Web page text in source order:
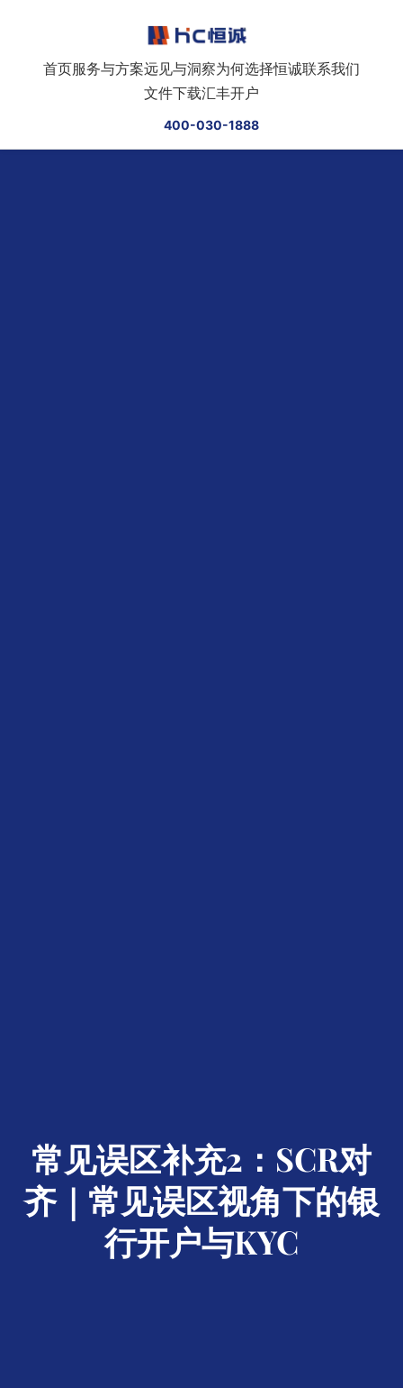
首页服务与方案远见与洞察为何选择恒诚联系我们
文件下载汇丰开户
400-030-1888
常见误区补充2：SCR对
齐｜常见误区视角下的银
行开户与KYC